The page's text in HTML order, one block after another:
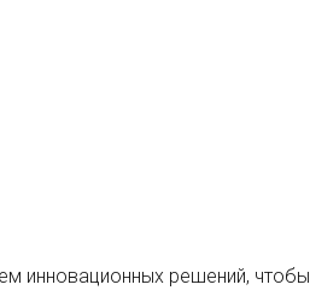
инновационных решений, чтобы